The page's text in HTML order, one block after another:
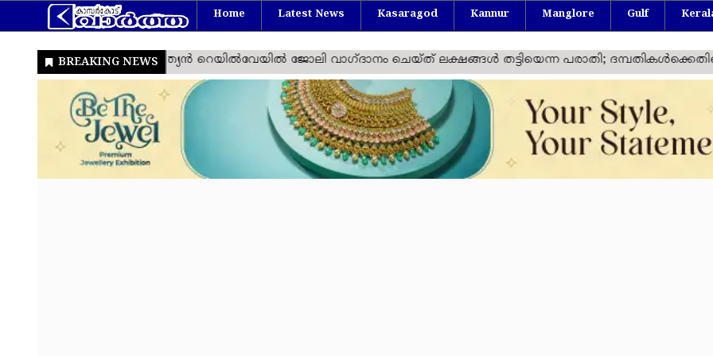
Home Latest News Kasaragod Kannur Manglore Gulf